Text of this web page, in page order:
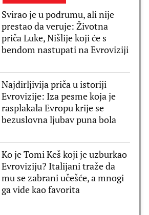
Svirao je u podrumu, ali nije
prestao da veruje: Životna
priča Luke, Nišlije koji će s
bendom nastupati na Evroviziji
Najdirljivija priča u istoriji
Evrovizije: Iza pesme koja je
rasplakala Evropu krije se
bezuslovna ljubav puna bola
Ko je Tomi Keš koji je uzburkao
Evroviziju? Italijani traže da
mu se zabrani učešće, a mnogi
ga vide kao favorita